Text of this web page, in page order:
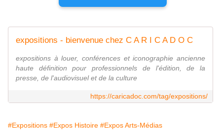
expositions - bienvenue chez C A R I C A D O C
expositions à louer, conférences et iconographie ancienne
haute définition pour professionnels de l'édition, de la
presse, de l'audiovisuel et de la culture
https://caricadoc.com/tag/expositions/
#Expositions #Expos Histoire #Expos Arts-Médias